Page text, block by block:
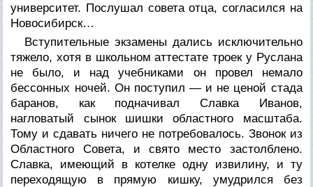
университет. Послушал совета отца, согласился на
Новосибирск…
Вступительные экзамены дались исключительно
тяжело, хотя в школьном аттестате троек у Руслана
не было, и над учебниками он провел немало
бессонных ночей. Он поступил — и не ценой стада
баранов, как подначивал Славка Иванов,
нагловатый сынок шишки областного масштаба.
Тому и сдавать ничего не потребовалось. Звонок из
Областного Совета, и свято место застолблено.
Славка, имеющий в котелке одну извилину, и ту
переходящую в прямую кишку, умудрился без